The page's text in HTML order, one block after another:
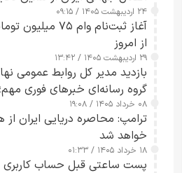
کامل مردم تا ۲۴ ساعت آینده
۲۴ اردیبهشت ۱۴۰۵ / ۰۹:۱۵
آغاز ثبت‌نام وام
از امروز
۲۹ اردیبهشت ۱۴۰۵ / ۱۳:۴۲
بازدید مدیر کل روابط عمومی
گروه رسانه‌ای خبرهای فوری
رسانه‌های هوشمند و مسئول در
۰۸ خرداد ۱۴۰۵ / ۱۹:۰۸
ترامپ: محاصره دریایی ایران از
خواهد شد
۱۸ خرداد ۱۴۰۵ / ۰۱:۳۳
پست ساعتی قبل حساب کاربری